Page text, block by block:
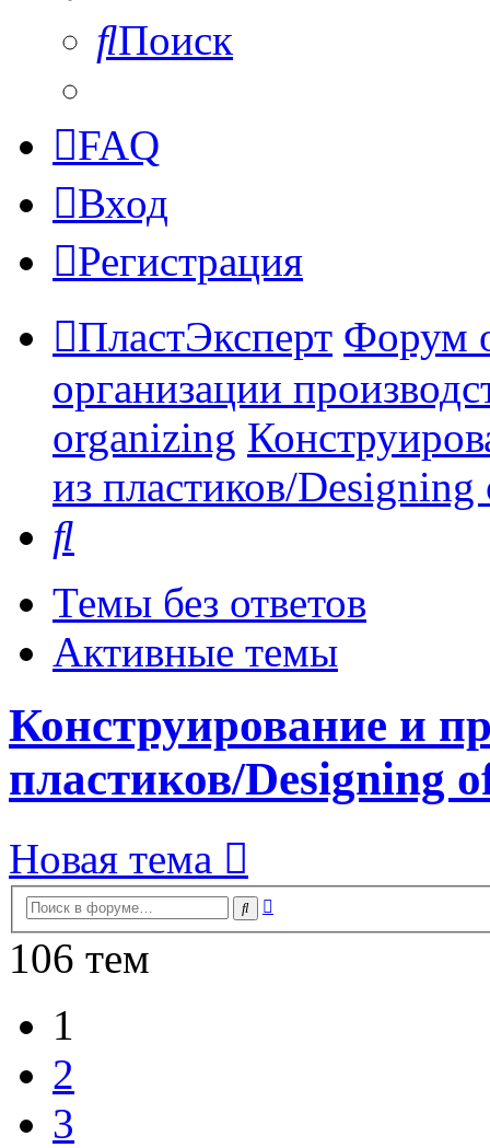
Поиск
FAQ
Вход
Регистрация
ПластЭксперт Форум
организации
organizing
из пластиков/
Темы без ответов
Активные темы
Конструирование и
пластиков/Designing
Новая тема
Поиск
106 тем
1
2
3